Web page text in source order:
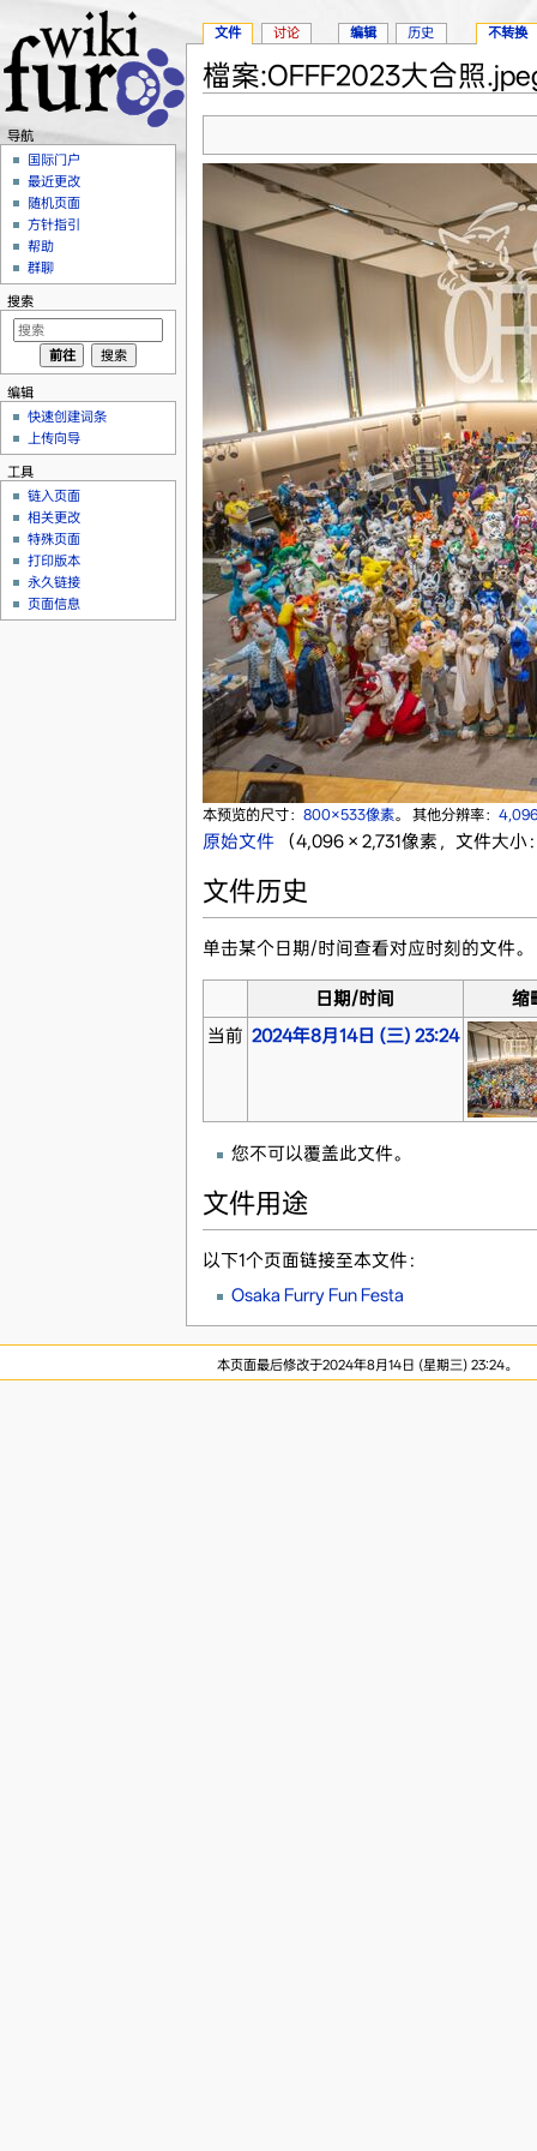
檔案:OFFF2023大合照
本预览的尺寸： 800×533像素。 其他分辨率：
原始文件‎ （4,096 × 2,731像素，文件大
文件历史
单击某个日期/时间查看对应时刻的文件。
日期/时间
缩
当前 2024年8月14日 (三) 23:24
您不可以覆盖此文件。
文件用途
以下1个页面链接至本文件：
Osaka Furry Fun Festa
文件 讨论 编辑 历史 不转换
导航
国际门户
最近更改
随机页面
方针指引
帮助
群聊
搜索
编辑
快速创建词条
上传向导
工具
链入页面
相关更改
特殊页面
打印版本
永久链接
页面信息
本页面最后修改于2024年8月14日 (星期三) 23:24。